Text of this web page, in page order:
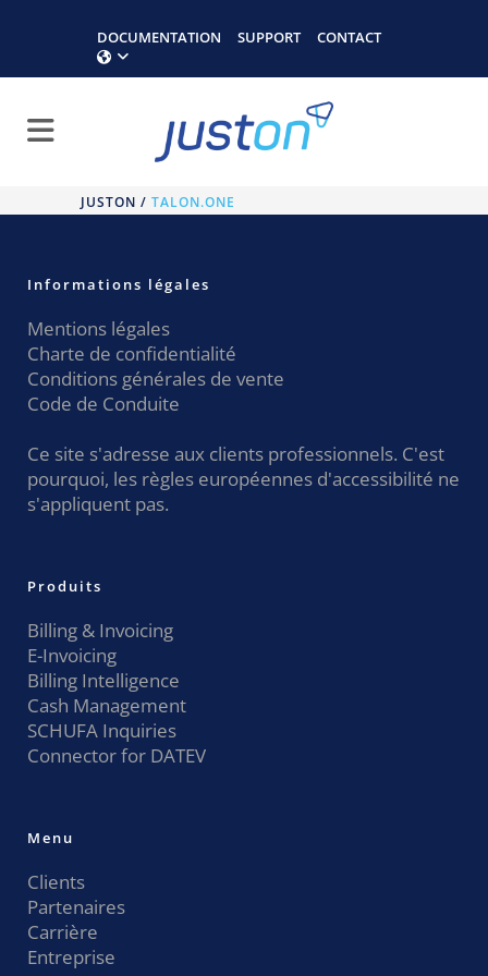
DOCUMENTATION SUPPORT CONTACT
JUSTON / TALON.ONE
Informations légales
Mentions légales
Charte de confidentialité
Conditions générales de vente
Code de Conduite
Ce site s'adresse aux clients professionnels. C'est
pourquoi, les règles européennes d'accessibilité ne
s'appliquent pas.
Produits
Billing & Invoicing
E-Invoicing
Billing Intelligence
Cash Management
SCHUFA Inquiries
Connector for DATEV
Menu
Clients
Partenaires
Carrière
Entreprise